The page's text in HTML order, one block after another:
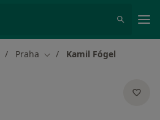
Praha Změna města
Kamil Fógel